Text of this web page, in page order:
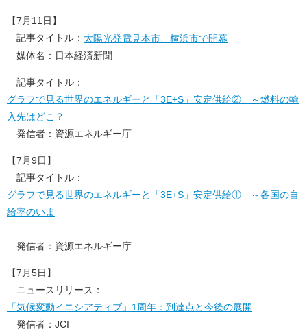
【7月11日】
記事タイトル： 太陽光発電見本市、横浜市で開幕
媒体名：日本経済新聞
記事タイトル：
グラフで見る世界のエネルギーと「3E+S」安定供給② ～燃料の輸
入先はどこ？
発信者：資源エネルギー庁
【7月9日】
記事タイトル：
グラフで見る世界のエネルギーと「3E+S」安定供給① ～各国の自
給率のいま
発信者：資源エネルギー庁
【7月5日】
ニュースリリース：
「気候変動イニシアティブ」1周年：到達点と今後の展開
発信者：JCI